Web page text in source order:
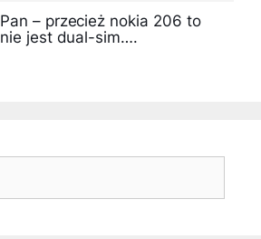
Pan – przecież nokia 206 to
nie jest dual-sim….